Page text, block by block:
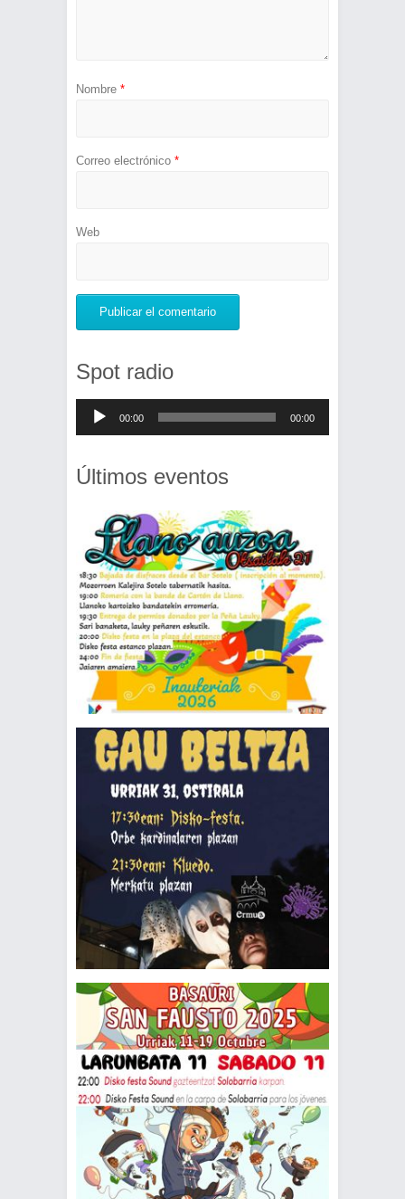
Nombre *
Correo electrónico *
Web
Spot radio
Reproductor
00:00 00:00
Últimos eventos